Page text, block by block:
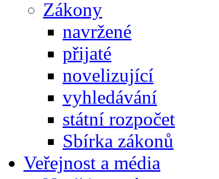
Zákony
navržené
přijaté
novelizující
vyhledávání
státní rozpočet
Sbírka zákonů
Veřejnost a média